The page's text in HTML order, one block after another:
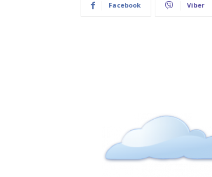
Facebook Viber